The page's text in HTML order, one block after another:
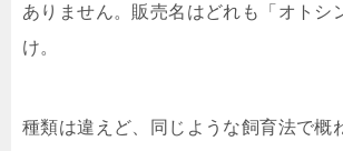
ありません。販売名はどれも「オトシ
け。
種類は違えど、同じような飼育法で概